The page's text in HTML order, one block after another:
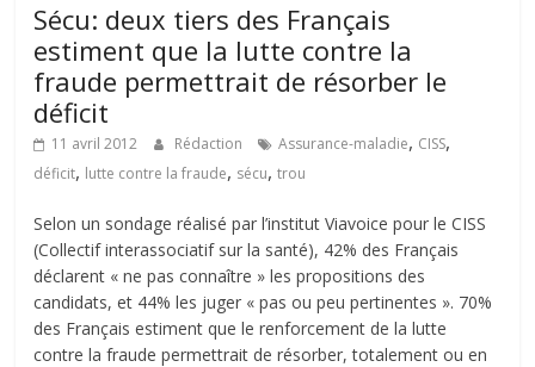
Sécu: deux tiers des Français
estiment que la lutte contre la
fraude permettrait de résorber le
déficit
11 avril 2012 Rédaction Assurance-maladie, CISS,
déficit, lutte contre la fraude, sécu,trou
Selon un sondage réalisé par l’institut Viavoice pour le CISS
(Collectif interassociatif sur la santé), 42% des Français
déclarent « ne pas connaître » les propositions des
candidats, et 44% les juger « pas ou peu pertinentes ». 70%
des Français estiment que le renforcement de la lutte
contre la fraude permettrait de résorber, totalement ou en